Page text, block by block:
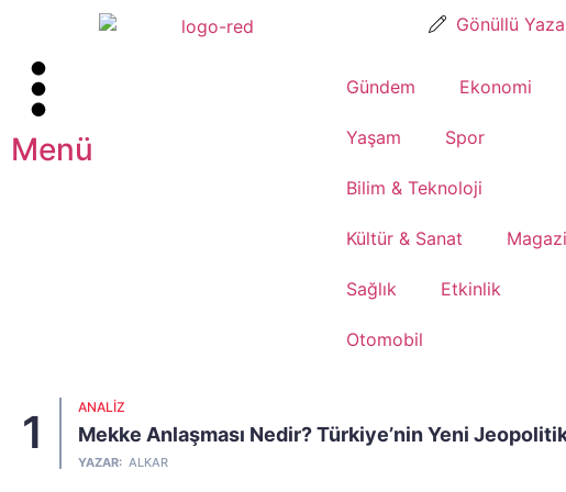
Gönüllü
Menü
Gündem Ekonomi
Yaşam Spor
Bilim & Teknoloji
Kültür & Sanat
Sağlık Etkinlik
Otomobil
1 ANALIZ
Mekke Anlaşması Nedir? Türkiye’nin Yeni
YAZAR: ALKAR